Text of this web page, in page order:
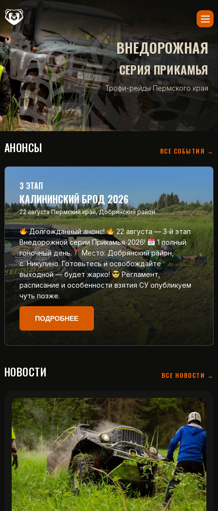
ВНЕДОРОЖНАЯ
СЕРИЯ ПРИКАМЬЯ
Трофи-рейды Пермского края
АНОНСЫ ВСЕ СОБЫТИЯ →
3 ЭТАП
КАЛИНИНСКИЙ БРОД 2026
22 августа Пермский край, Добрянский район
Долгожданный анонс!
22 августа — 3‑й этап
Внедорожной серии Прикамья‑2026!
1 полный
гоночный день.
Место: Добрянский район,
с. Никулино. Готовьтесь и освобождайте
выходной — будет жарко!
Регламент,
расписание и особенности взятия СУ опубликуем
чуть позже.
ПОДРОБНЕЕ
НОВОСТИ ВСЕ НОВОСТИ →